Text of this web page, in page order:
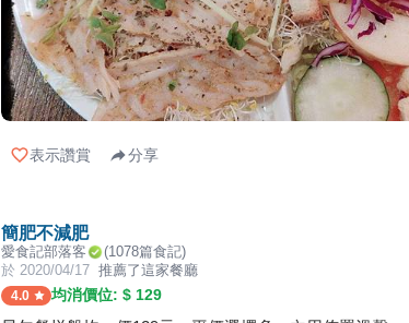
表示讚賞 分享
簡肥不減肥
愛食記部落客 (1078篇食記)
於 2020/04/17 推薦了這家餐廳
4.0 均消價位: $ 129